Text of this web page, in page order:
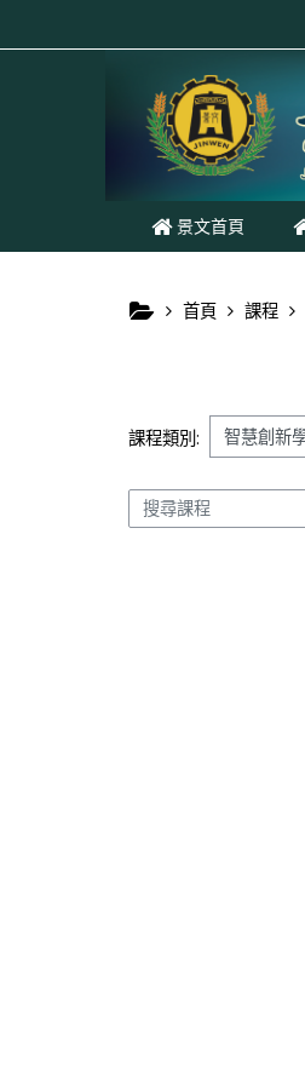
景文首頁
首頁 課程
課程類別:
搜尋課程